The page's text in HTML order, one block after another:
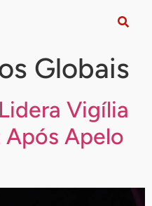
Globais
Vigília
Após Apelo